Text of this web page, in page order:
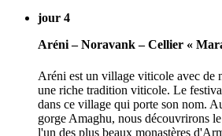
jour 4
Aréni – Noravank – Cellier «
Aréni est un village viticole avec de
une riche tradition viticole. Le
dans ce village qui porte son nom.
gorge Amaghu, nous découvrirons
l'un des plus beaux monastères